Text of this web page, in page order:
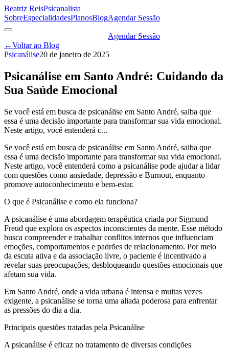
Beatriz ReisPsicanalista
SobreEspecialidadesPlanosBlogAgendar Sessão
Agendar Sessão
←Voltar ao Blog
Psicanálise20 de janeiro de 2025
Psicanálise em Santo André: Cuidando da
Sua Saúde Emocional
Se você está em busca de psicanálise em Santo André, saiba que
essa é uma decisão importante para transformar sua vida emocional.
Neste artigo, você entenderá c...
Se você está em busca de psicanálise em Santo André, saiba que
essa é uma decisão importante para transformar sua vida emocional.
Neste artigo, você entenderá como a psicanálise pode ajudar a lidar
com questões como ansiedade, depressão e Burnout, enquanto
promove autoconhecimento e bem-estar.
O que é Psicanálise e como ela funciona?
A psicanálise é uma abordagem terapêutica criada por Sigmund
Freud que explora os aspectos inconscientes da mente. Esse método
busca compreender e trabalhar conflitos internos que influenciam
emoções, comportamentos e padrões de relacionamento. Por meio
da escuta ativa e da associação livre, o paciente é incentivado a
revelar suas preocupações, desbloqueando questões emocionais que
afetam sua vida.
Em Santo André, onde a vida urbana é intensa e muitas vezes
exigente, a psicanálise se torna uma aliada poderosa para enfrentar
as pressões do dia a dia.
Principais questões tratadas pela Psicanálise
A psicanálise é eficaz no tratamento de diversas condições